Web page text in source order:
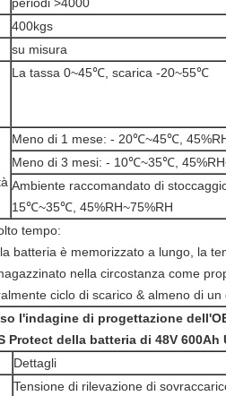
periodi >4000
400kgs
su misura
La tassa 0~45℃, scarica -20~55℃
Meno di 1 mese: - 20℃~45℃,
Meno di 3 mesi: - 10℃~35℃,
Ambiente raccomandato di
15℃~35℃, 45%RH~75%RH
tempo:
batteria è memorizzato a lungo, la
nella circostanza come
ciclo di scarico & almeno di un
l'indagine di progettazione
Protect della batteria di 48V 600Ah
Dettagli
Tensione di rilevazione di